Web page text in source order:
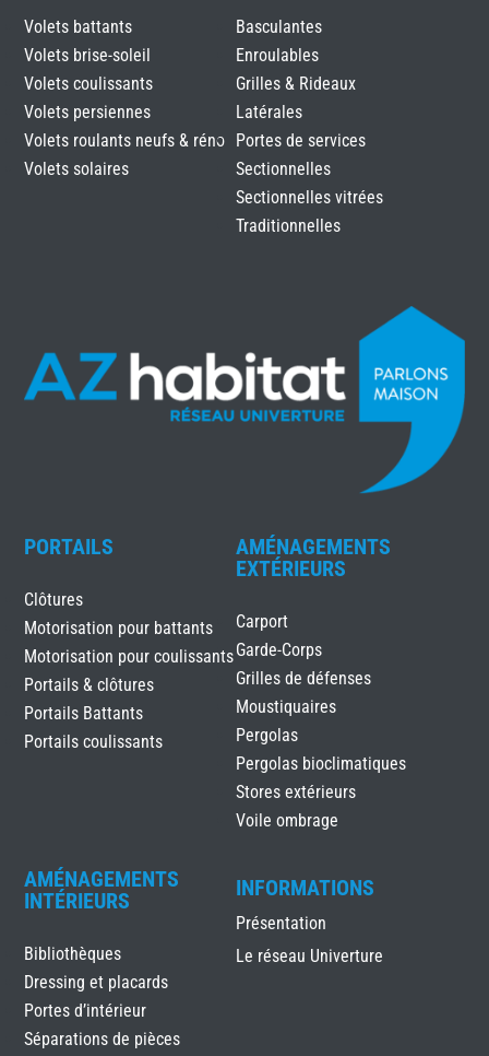
Volets battants
Volets brise-soleil
Volets coulissants
Volets persiennes
Volets roulants neufs & réno
Volets solaires
Basculantes
Enroulables
Grilles & Rideaux
Latérales
Portes de services
Sectionnelles
Sectionnelles vitrées
Traditionnelles
PORTAILS
Clôtures
Motorisation pour battants
Motorisation pour coulissants
Portails & clôtures
Portails Battants
Portails coulissants
AMÉNAGEMENTS
EXTÉRIEURS
Carport
Garde-Corps
Grilles de défenses
Moustiquaires
Pergolas
Pergolas bioclimatiques
Stores extérieurs
Voile ombrage
AMÉNAGEMENTS
INTÉRIEURS
Bibliothèques
Dressing et placards
Portes d’intérieur
Séparations de pièces
INFORMATIONS
Présentation
Le réseau Univerture